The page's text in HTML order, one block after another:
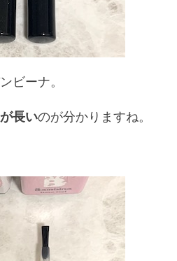
ビーナ。
長いのが分かりますね。